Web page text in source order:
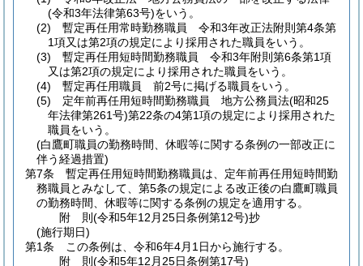
(令和3年法律第63号)をいう。
(2)
暫定再任用常時勤務職員 令和3年改正法附則第4条第
1項又は第2項の規定により採用された職員をいう。
(3)
暫定再任用短時間勤務職員 令和3年附則第6条第1項
又は第2項の規定により採用された職員をいう。
(4)
暫定再任用職員 前2号に掲げる職員をいう。
(5)
定年前再任用短時間勤務職員 地方公務員法(昭和25
年法律第261号)第22条の4第1項の規定により採用された
職員をいう。
(白鷹町職員の勤務時間、休暇等に関する条例の一部改正に
伴う経過措置)
第7条
暫定再任用短時間勤務職員は、定年前再任用短時間勤
務職員とみなして、第5条の規定による改正後の白鷹町職員
の勤務時間、休暇等に関する条例の規定を適用する。
附 則(令和5年12月25日条例第12号)抄
(施行期日)
第1条
この条例は、令和6年4月1日から施行する。
附 則(令和5年12月25日条例第17号)